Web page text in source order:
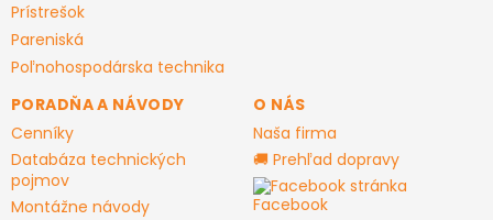
Prístrešok
Pareniská
Poľnohospodárska technika
PORADŇA A NÁVODY
Cenníky
Databáza technických
pojmov
Montážne návody
O NÁS
Naša firma
🚚 Prehľad dopravy
Facebook stránka